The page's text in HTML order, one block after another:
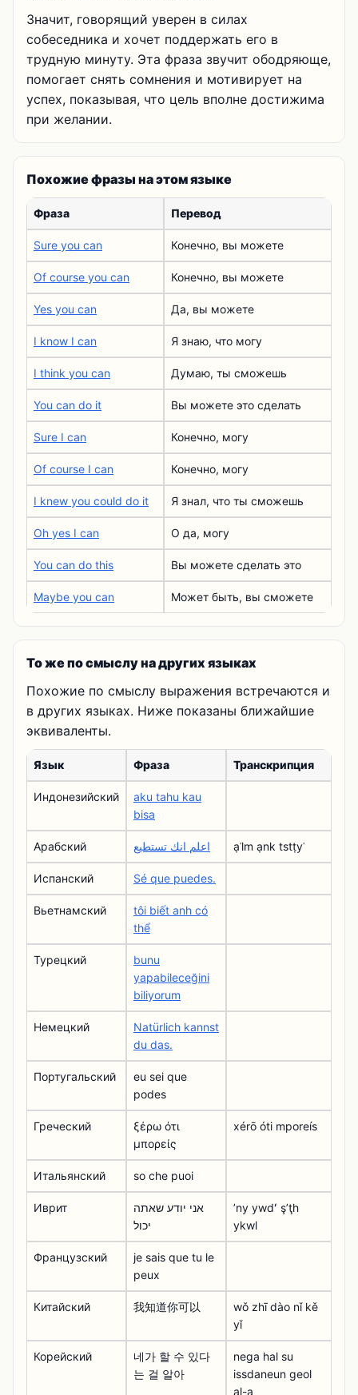
Значит, говорящий уверен в силах
собеседника и хочет поддержать его в
трудную минуту. Эта фраза звучит ободряюще,
помогает снять сомнения и мотивирует на
успех, показывая, что цель вполне достижима
при желании.
Похожие фразы на этом языке
Фраза Перевод
Sure you can Конечно, вы можете
Of course you can Конечно, вы можете
Yes you can Да, вы можете
I know I can Я знаю, что могу
I think you can Думаю, ты сможешь
You can do it Вы можете это сделать
Sure I can Конечно, могу
Of course I can Конечно, могу
I knew you could do it Я знал, что ты сможешь
Oh yes I can О да, могу
You can do this Вы можете сделать это
Maybe you can Может быть, вы сможете
То же по смыслу на других языках
Похожие по смыслу выражения встречаются и
в других языках. Ниже показаны ближайшие
эквиваленты.
Язык Фраза Транскрипция
Индонезийский
aku tahu kau
bisa
Арабский اعلم انك تستطيع ạʿlm ạnk tstṭyʿ
Испанский Sé que puedes.
Вьетнамский
tôi biết anh có
thể
Турецкий
bunu
yapabileceğini
biliyorum
Немецкий
Natürlich kannst
du das.
Португальский
eu sei que
podes
Греческий
ξέρω ότι
μπορείς
xérō óti mporeís
Итальянский so che puoi
Иврит
אני יודע שאתה
יכול
ʼny ywdʻ şʼţh
ykwl
Французский
je sais que tu le
peux
Китайский 我知道你可以
wǒ zhī dào nǐ kě
yǐ
Корейский
네가 할 수 있다
는 걸 알아
nega hal su
issdaneun geol
al-a